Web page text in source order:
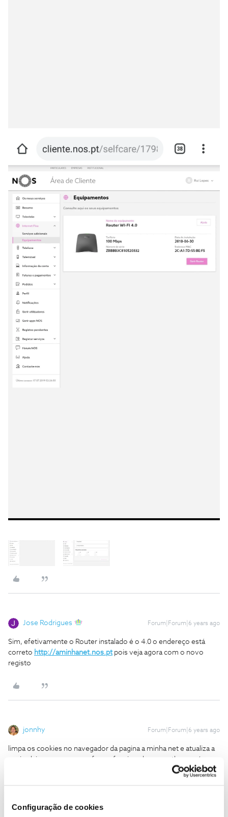
Configuração de cookies
Jose Rodrigues Forum|Forum|6 years ago
Sim, efetivamente o Router instalado é o 4.0 o endereço está
correto http://aminhanet.nos.ptpois veja agora com o novo
registo
jonnhy Forum|Forum|6 years ago
limpa os cookies no navegador da pagina a minha net e atualiza a
pagina k ja consegues..eu faço e funciona bem..no tlm nao é